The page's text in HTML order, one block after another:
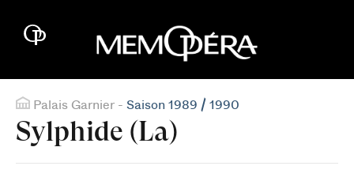
Palais Garnier - Saison 1989 / 1990
Sylphide (La)